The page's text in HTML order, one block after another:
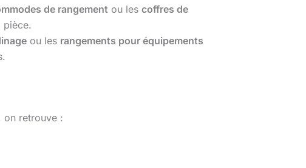
de rangement ou les coffres de
pièce.
ou les rangements pour équipements
on retrouve :